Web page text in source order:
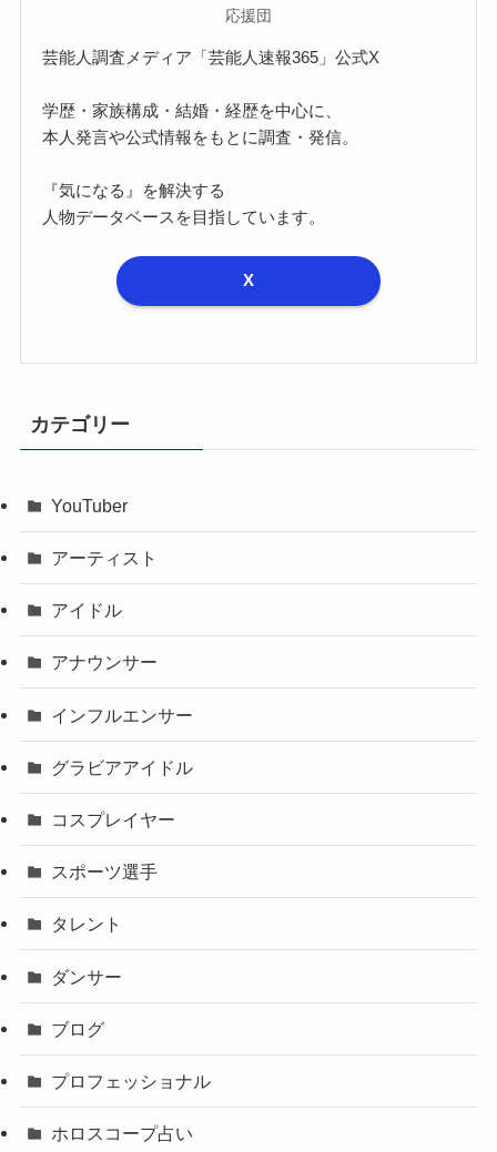
応援団
芸能人調査メディア「芸能人速報365」公式X
学歴・家族構成・結婚・経歴を中心に、
本人発言や公式情報をもとに調査・発信。
『気になる』を解決する
人物データベースを目指しています。
X
カテゴリー
YouTuber
アーティスト
アイドル
アナウンサー
インフルエンサー
グラビアアイドル
コスプレイヤー
スポーツ選手
タレント
ダンサー
ブログ
プロフェッショナル
ホロスコープ占い